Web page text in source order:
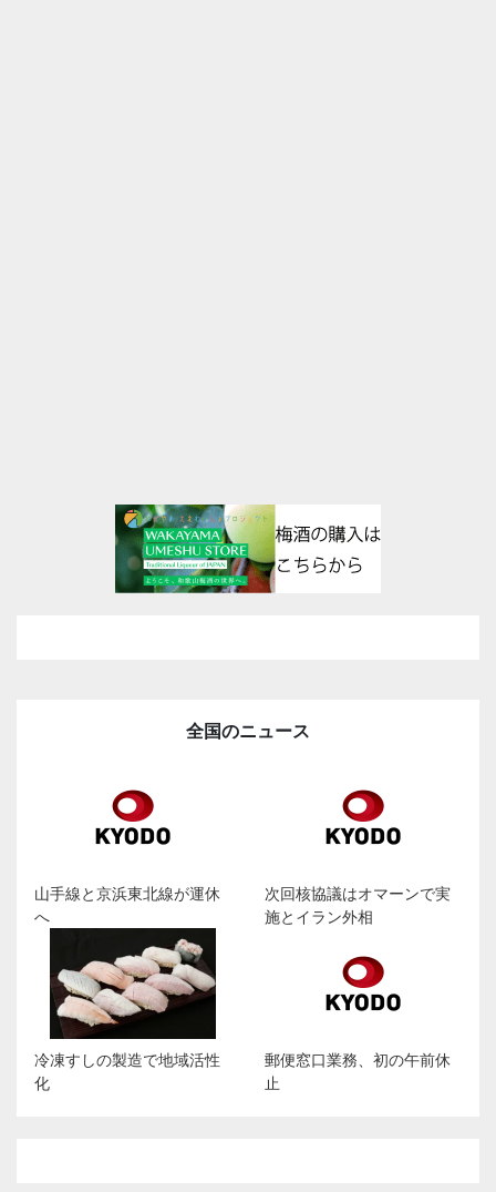
全国のニュース
山手線と京浜東北線が運休
へ
次回核協議はオマーンで実
施とイラン外相
冷凍すしの製造で地域活性
化
郵便窓口業務、初の午前休
止